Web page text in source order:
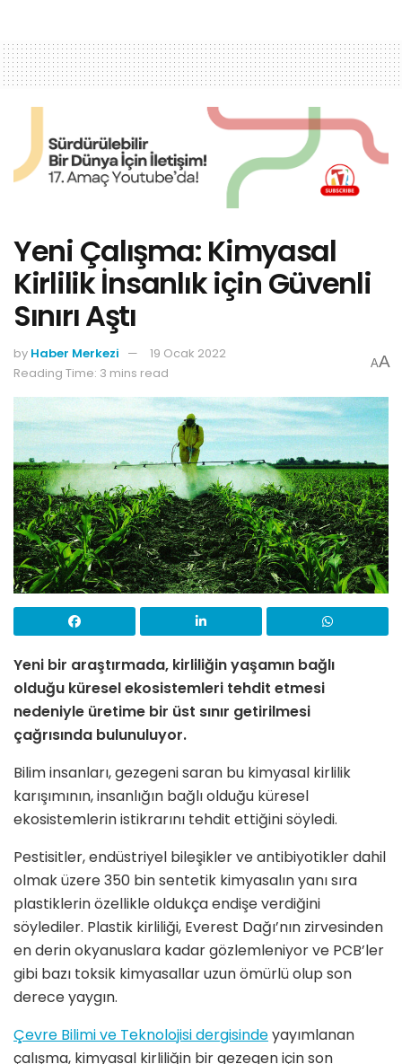
Yeni Çalışma: Kimyasal
Kirlilik İnsanlık için Güvenli
Sınırı Aştı
by Haber Merkezi
19 Ocak 2022
Reading Time: 3 mins read
AA
Yeni bir araştırmada, kirliliğin yaşamın bağlı
olduğu küresel ekosistemleri tehdit etmesi
nedeniyle üretime bir üst sınır getirilmesi
çağrısında bulunuluyor.
Bilim insanları, gezegeni saran bu kimyasal kirlilik
karışımının, insanlığın bağlı olduğu küresel
ekosistemlerin istikrarını tehdit ettiğini söyledi.
Pestisitler, endüstriyel bileşikler ve antibiyotikler dahil
olmak üzere 350 bin sentetik kimyasalın yanı sıra
plastiklerin özellikle oldukça endişe verdiğini
söylediler. Plastik kirliliği, Everest Dağı’nın zirvesinden
en derin okyanuslara kadar gözlemleniyor ve PCB’ler
gibi bazı toksik kimyasallar uzun ömürlü olup son
derece yaygın.
Çevre Bilimi ve Teknolojisi dergisindeyayımlanan
çalışma, kimyasal kirliliğin bir gezegen için son